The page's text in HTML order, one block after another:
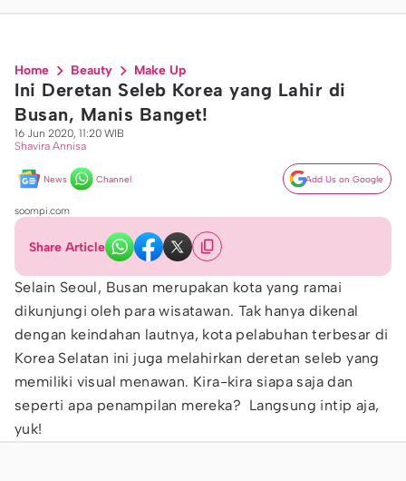
Home Beauty Make Up
Ini Deretan Seleb Korea yang Lahir di
Busan, Manis Banget!
16 Jun 2020, 11:20 WIB
Shavira Annisa
News Channel Add Us on Google
soompi.com
Share Article
Selain Seoul, Busan merupakan kota yang ramai
dikunjungi oleh para wisatawan. Tak hanya dikenal
dengan keindahan lautnya, kota pelabuhan terbesar di
Korea Selatan ini juga melahirkan deretan seleb yang
memiliki visual menawan. Kira-kira siapa saja dan
seperti apa penampilan mereka? Langsung intip aja,
yuk!